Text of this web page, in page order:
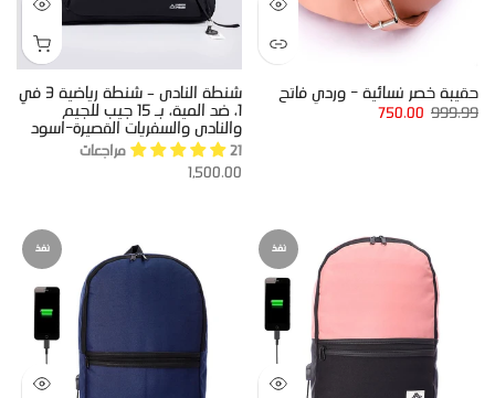
حقيبة خصر نسائية - وردي فاتح
999.99
750.00
شنطة النادى – شنطة رياضية 3 في
1، ضد المية، بـ 15 جيب للجيم
والنادى والسفريات القصيرة-اسود
21 مراجعات
1,500.00
نفذ نفذ